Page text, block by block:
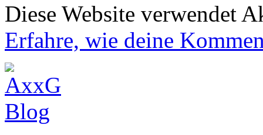
Diese Website verwendet
Erfahre, wie deine